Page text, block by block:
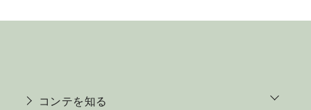
コンテを知る
o